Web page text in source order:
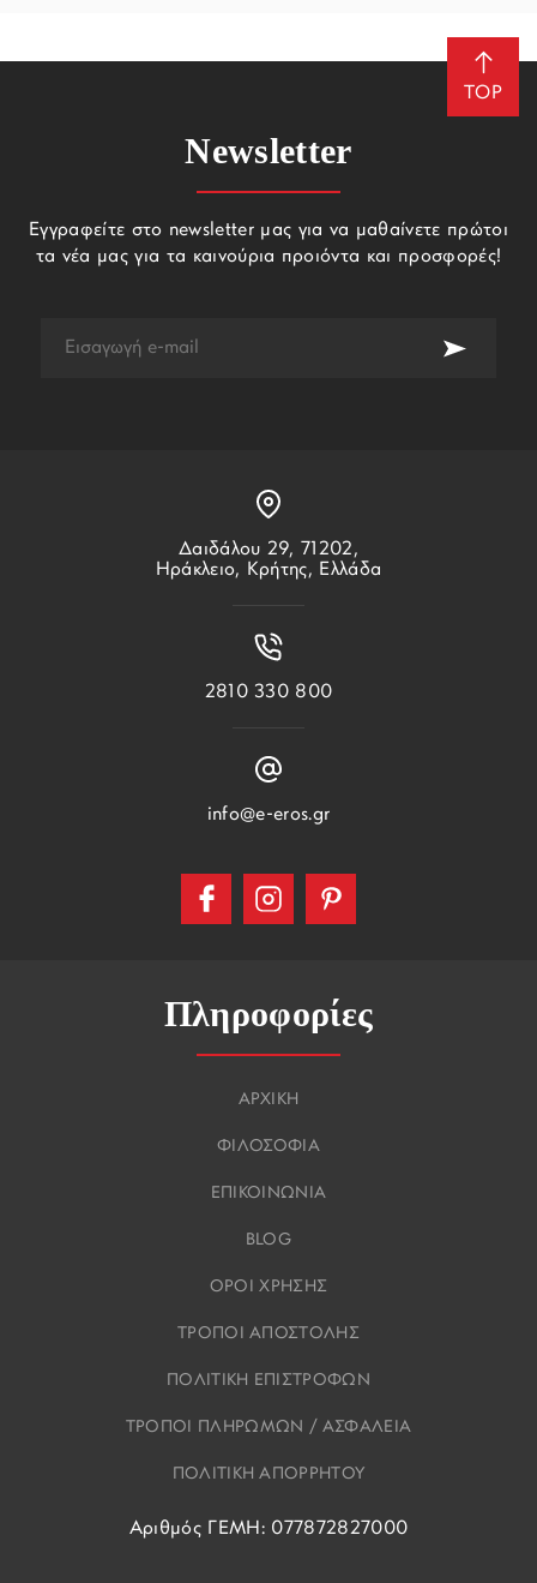
TOP
Πληροφορίες
ΑΡΧΙΚΗ
ΦΙΛΟΣΟΦΙΑ
ΕΠΙΚΟΙΝΩΝΙΑ
BLOG
ΟΡΟΙ ΧΡΗΣΗΣ
ΤΡΟΠΟΙ ΑΠΟΣΤΟΛΗΣ
ΠΟΛΙΤΙΚΗ ΕΠΙΣΤΡΟΦΩΝ
ΤΡΟΠΟΙ ΠΛΗΡΩΜΩΝ / ΑΣΦΑΛΕΙΑ
ΠΟΛΙΤΙΚΗ ΑΠΟΡΡΗΤΟΥ
Αριθμός ΓΕΜΗ: 077872827000
Δαιδάλου 29, 71202,
Ηράκλειο, Κρήτης, Ελλάδα
2810 330 800
info@e-eros.gr
Newsletter
Εγγραφείτε στο newsletter μας για να μαθαίνετε πρώτοι
τα νέα μας για τα καινούρια προιόντα και προσφορές!